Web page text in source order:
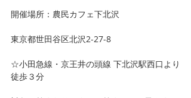
開催場所：農民カフェ下北沢
東京都世田谷区北沢2-27-8
☆小田急線・京王井の頭線 下北沢駅西口より
徒歩３分